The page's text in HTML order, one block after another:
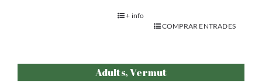
+ info
COMPRAR ENTRADES
Adults, Vermut